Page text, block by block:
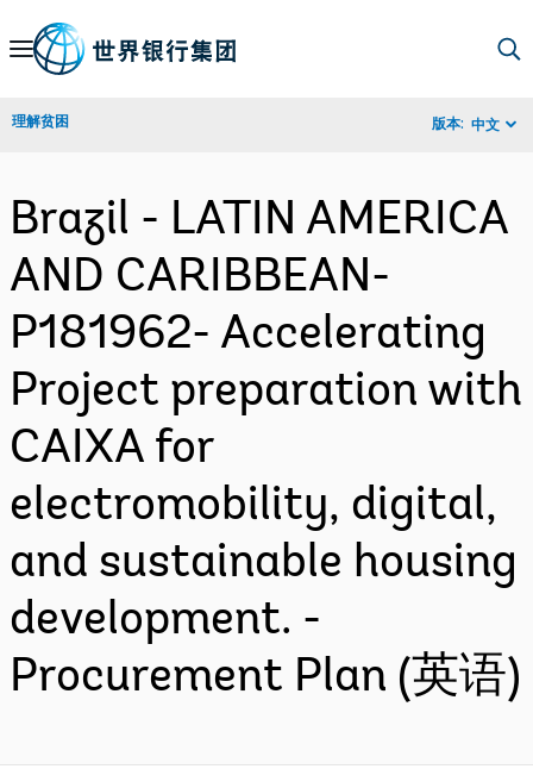
Skip
Navigation
理解贫困 版本: 中文
Brazil - LATIN AMERICA
AND CARIBBEAN-
P181962- Accelerating
Project preparation with
CAIXA for
electromobility, digital,
and sustainable housing
development. -
Procurement Plan (英语)